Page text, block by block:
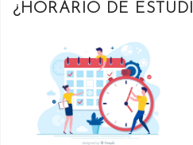
¿HORARIO DE